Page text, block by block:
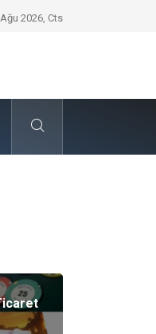
ve Aile Hukuku Işığında
2026, Cts